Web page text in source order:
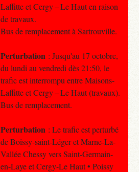
Laffitte et Cergy – Le Haut en raison
de travaux.
Bus de remplacement à Sartrouville.
Perturbation : Jusqu'au 17 octobre,
du lundi au vendredi dès 21:50, le
trafic est interrompu entre Maisons-
Laffitte et Cergy – Le Haut (travaux).
Bus de remplacement.
Perturbation : Le trafic est perturbé
de Boissy-saint-Léger et Marne-La-
Vallée Chessy vers Saint-Germain-
en-Laye et Cergy-Le Haut • Poissy